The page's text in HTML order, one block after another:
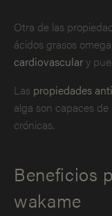
Otra de las
ácidos grasos
cardiovasculary
Las propiedades
alga son capaces
crónicas.
Beneficios
wakame